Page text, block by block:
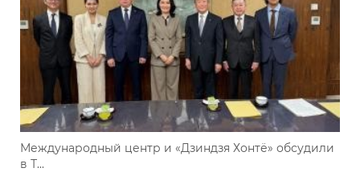
Международный центр и «Дзиндзя Хонтё» обсудили
в Т...